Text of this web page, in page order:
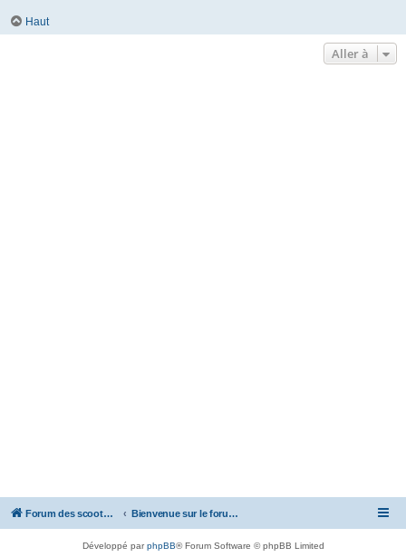
Haut
Aller à
Forum des scooters SYM - GTS -MAXSYM - CRUISYM - JOYMAX - Maxsym TL Bienvenue sur le forum des scooters de la gamme SYM
Développé parphpBB® Forum Software © phpBB Limited